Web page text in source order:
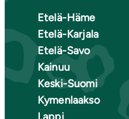
Etelä-Häme
Etelä-Karjala
Etelä-Savo
Kainuu
Keski-Suomi
Kymenlaakso